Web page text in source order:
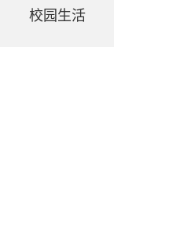
校园生活